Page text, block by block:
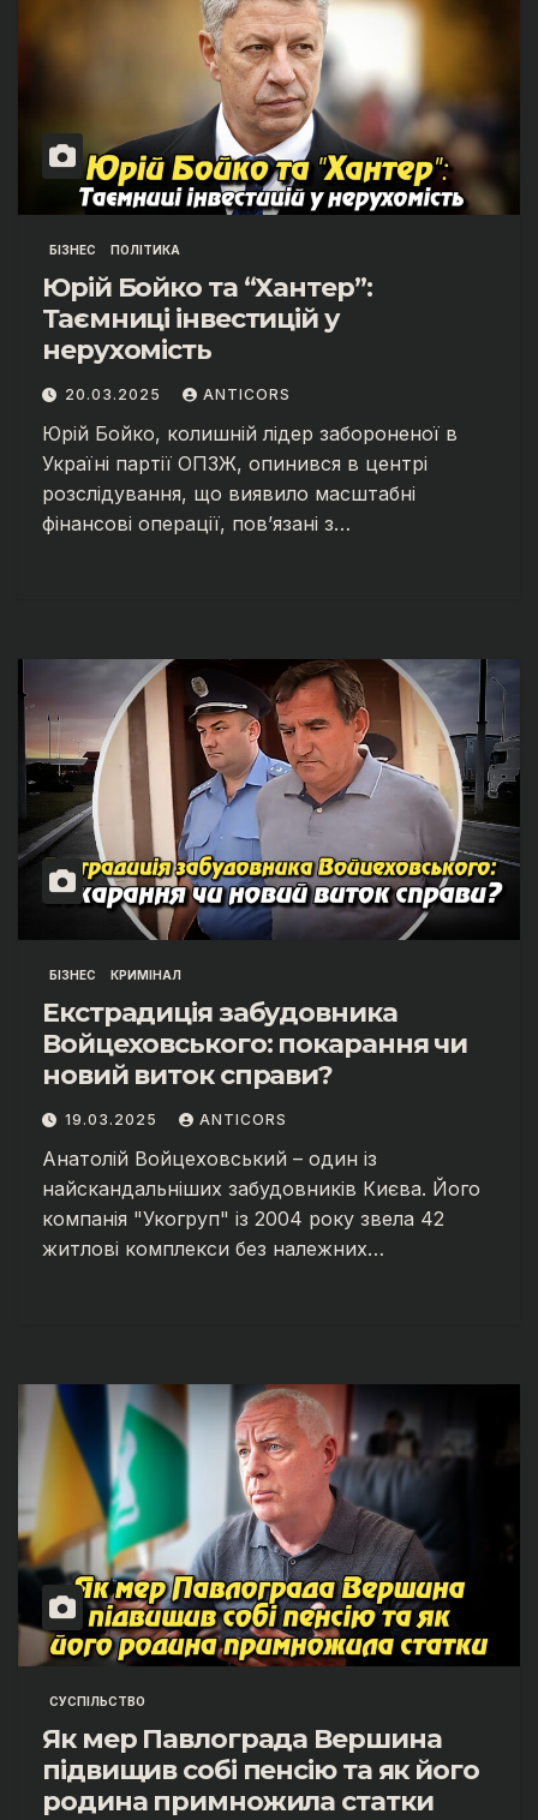
БІЗНЕС ПОЛІТИКА
Юрій Бойко та “Хантер”:
Таємниці інвестицій у
нерухомість
20.03.2025 ANTICORS
Юрій Бойко, колишній лідер забороненої в
Україні партії ОПЗЖ, опинився в центрі
розслідування, що виявило масштабні
фінансові операції, пов’язані з…
БІЗНЕС КРИМІНАЛ
Екстрадиція забудовника
Войцеховського: покарання чи
новий виток справи?
19.03.2025 ANTICORS
Анатолій Войцеховський – один із
найскандальніших забудовників Києва. Його
компанія "Укогруп" із 2004 року звела 42
житлові комплекси без належних…
СУСПІЛЬСТВО
Як мер Павлограда Вершина
підвищив собі пенсію та як його
родина примножила статки